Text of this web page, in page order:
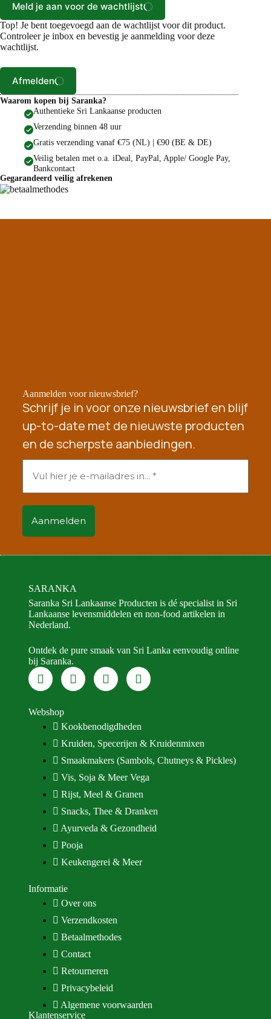
Meld je aan voor de wachtlijst
Top! Je bent toegevoegd aan de wachtlijst voor dit product.
Controleer je inbox en bevestig je aanmelding voor deze
wachtlijst.
Afmelden
Waarom kopen bij Saranka?
Authentieke Sri Lankaanse producten
Verzending binnen 48 uur
Gratis verzending vanaf €75 (NL) | €90 (BE & DE)
Veilig betalen met o.a. iDeal, PayPal, Apple/ Google Pay,
Bankcontact
Gegarandeerd veilig afrekenen
Aanmelden voor nieuwsbrief?
Schrijf je in voor onze nieuwsbrief en blijf
up-to-date met de nieuwste producten
en de scherpste aanbiedingen.
SARANKA
Saranka Sri Lankaanse Producten is dé specialist in Sri
Lankaanse levensmiddelen en non-food artikelen in
Nederland.
Ontdek de pure smaak van Sri Lanka eenvoudig online
bij Saranka.
Webshop
Kookbenodigdheden
Kruiden, Specerijen & Kruidenmixen
Smaakmakers (Sambols, Chutneys & Pickles)
Vis, Soja & Meer Vega
Rijst, Meel & Granen
Snacks, Thee & Dranken
Ayurveda & Gezondheid
Pooja
Keukengerei & Meer
Informatie
Over ons
Verzendkosten
Betaalmethodes
Contact
Retourneren
Privacybeleid
Algemene voorwaarden
Klantenservice